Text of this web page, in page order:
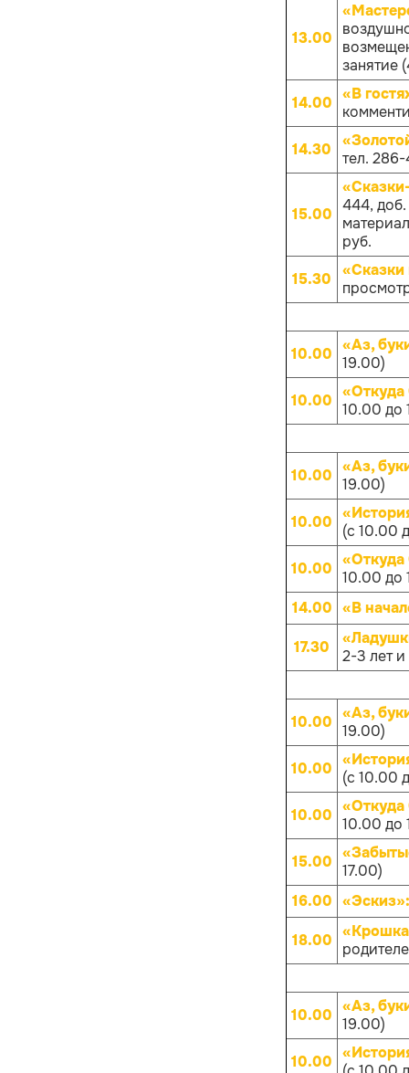
13.00
занятие
14.00 «В
14.30
тел.
15.00 444,
руб.
15.30
«Сказки
10.00 «Аз,
19.00)
10.00 10.00 до
10.00 «Аз,
19.00)
10.00
(с 10.00
10.00 10.00 до
14.00 «В
17.30
2-3 лет
10.00 «Аз,
19.00)
10.00
(с 10.00
10.00 10.00 до
15.00 17.00)
16.00
18.00
10.00 «Аз,
19.00)
10.00